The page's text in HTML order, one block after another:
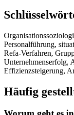
Personalführung,
Refa-Verfahren,
Unternehmenserfolg,
Effizienzsteigerung,
Häufig